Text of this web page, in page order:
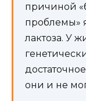
причиной
проблемы»
лактоза. У
они и не